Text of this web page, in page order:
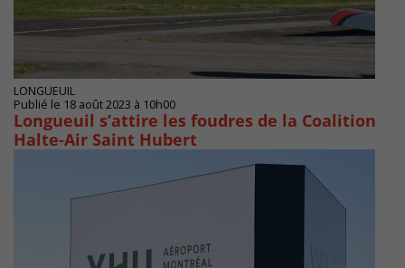
LONGUEUIL
Publié le 18 août 2023 à 10h00
Longueuil s’attire les foudres de la Coalition
Halte-Air Saint Hubert